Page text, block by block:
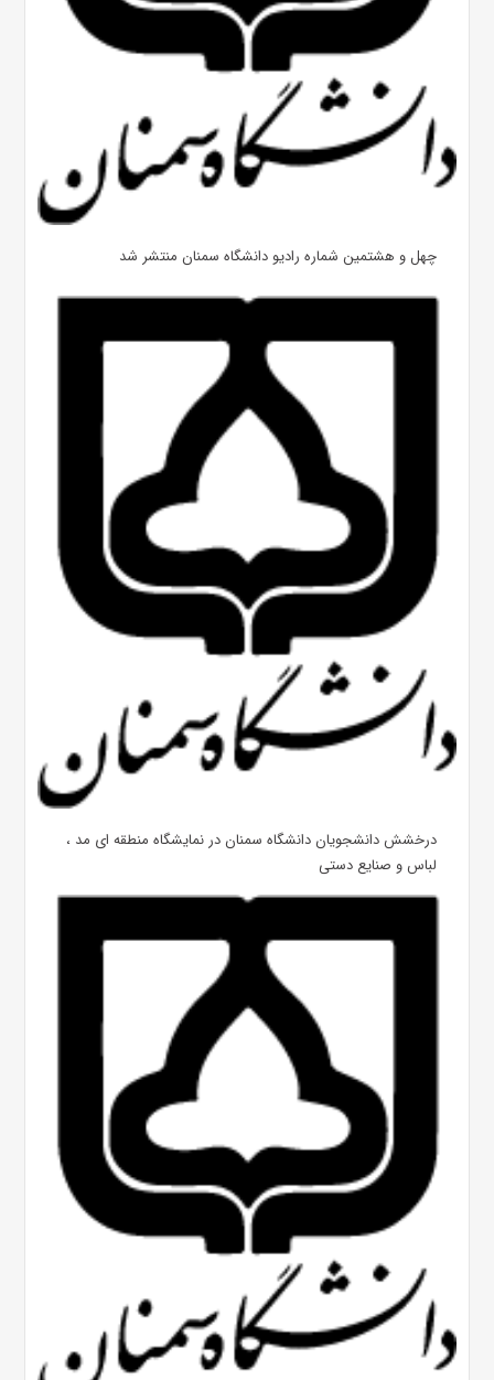
چهل و هشتمین شماره رادیو دانشگاه سمنان منتشر شد
درخشش دانشجویان دانشگاه سمنان در نمایشگاه منطقه ای مد ،
لباس و صنایع دستی